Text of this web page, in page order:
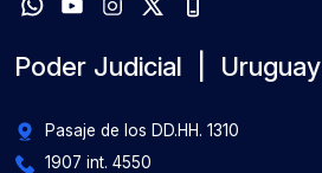
Poder Judicial | Uruguay
Pasaje de los DD.HH. 1310
1907 int. 4550